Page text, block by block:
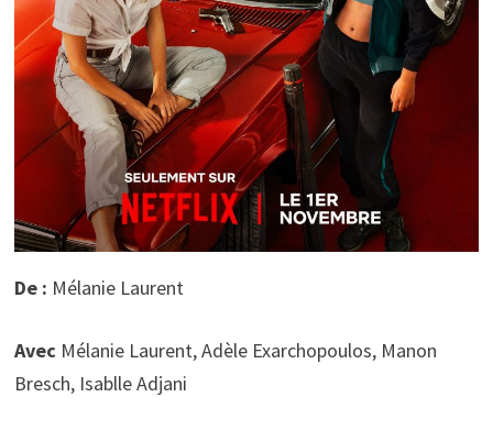
De : Mélanie Laurent
Avec Mélanie Laurent, Adèle Exarchopoulos, Manon
Bresch, Isablle Adjani